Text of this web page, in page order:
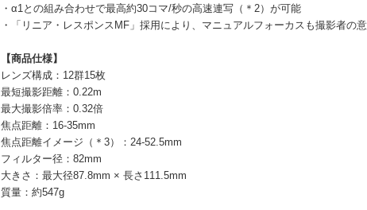
・α1との組み合わせで最高約30コマ/秒の高速連写（＊2）が可能
・「リニア・レスポンスMF」採用により、マニュアルフォーカスも撮影者の
【商品仕様】
レンズ構成：12群15枚
最短撮影距離：0.22m
最大撮影倍率：0.32倍
焦点距離：16-35mm
焦点距離イメージ（＊3）：24-52.5mm
フィルター径：82mm
大きさ：最大径87.8mm × 長さ111.5mm
質量：約547g